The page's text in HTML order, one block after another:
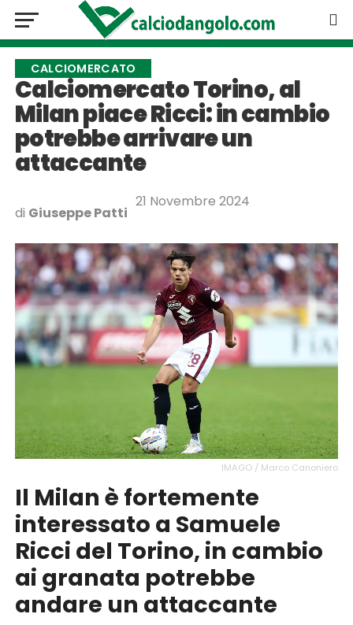
CALCIOMERCATO
Calciomercato Torino, al
Milan piace Ricci: in cambio
potrebbe arrivare un
attaccante
di Giuseppe Patti
21 Novembre 2024
IMAGO / Marco Canoniero
Il Milan è fortemente
interessato a Samuele
Ricci del Torino, in cambio
ai granata potrebbe
andare un attaccante